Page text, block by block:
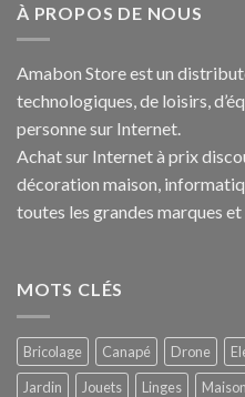
À PROPOS DE NOUS
Amabon Store est un
technologiques, de loisirs,
personne sur Internet.
Achat sur Internet à prix
décoration maison,
toutes les grandes marques
MOTS CLÉS
Bricolage Canapé Drone
Jardin
Jouets Linges Maison